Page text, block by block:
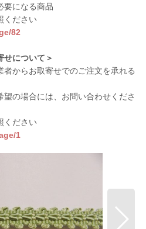
要になる商品
ください
82
せについて＞
からお取寄せでのご注文を承れる
の場合には、お問い合わせくださ
ください
1